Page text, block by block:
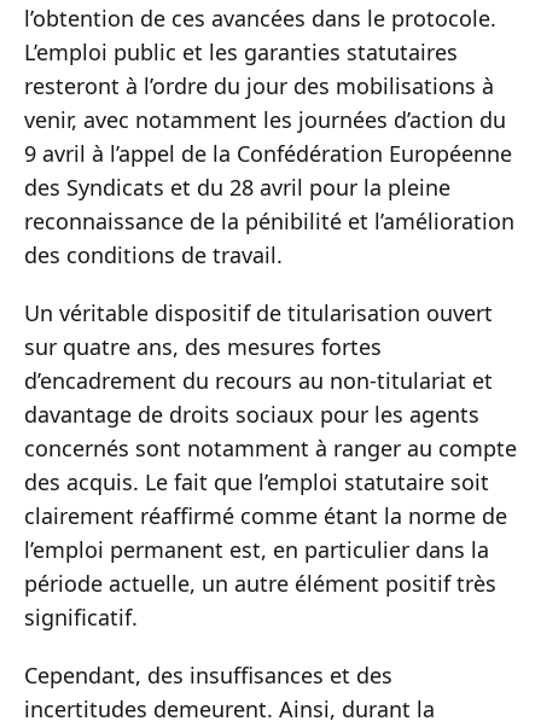
l’obtention de ces avancées dans le protocole.
L’emploi public et les garanties statutaires
resteront à l’ordre du jour des mobilisations à
venir, avec notamment les journées d’action du
9 avril à l’appel de la Confédération Européenne
des Syndicats et du 28 avril pour la pleine
reconnaissance de la pénibilité et l’amélioration
des conditions de travail.
Un véritable dispositif de titularisation ouvert
sur quatre ans, des mesures fortes
d’encadrement du recours au non-titulariat et
davantage de droits sociaux pour les agents
concernés sont notamment à ranger au compte
des acquis. Le fait que l’emploi statutaire soit
clairement réaffirmé comme étant la norme de
l’emploi permanent est, en particulier dans la
période actuelle, un autre élément positif très
significatif.
Cependant, des insuffisances et des
incertitudes demeurent. Ainsi, durant la